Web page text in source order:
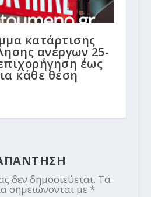
κατάρτισης
ανέργων 25-
έως
κάθε θέση
δεν δημοσιεύεται. Τα
σημειώνονται με *